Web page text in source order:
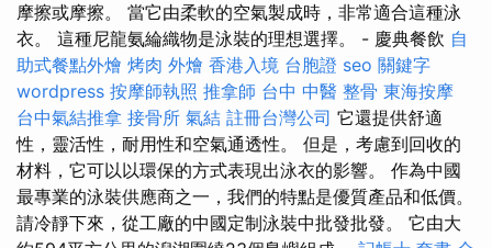
摩擦或摩擦。 當它由柔軟的空氣製成時，非常適合這種泳
衣。 這種尼龍氨綸織物是泳裝的理想選擇。 - 慶典餐飲 自
助式餐點外燴 烤肉 外燴 香港入境 台胞證 seo 關鍵字
wordpress 按摩師執照 推拿師 台中 中醫 整骨 東海按摩
台中氣結推拿 接骨所 氣結 註冊台灣公司 它還提供舒適
性，靈活性，耐用性和空氣通透性。 但是，考慮到回收的
材料，它可以以環保的方式表現出泳衣的影響。 作為中國
最專業的泳裝供應商之一，我們的特點是優質產品和低價。
請冷靜下來，從工廠的中國定制泳裝中批發批發。 它由大